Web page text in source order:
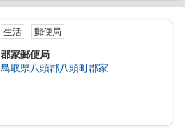
生活 郵便局
郡家郵便局
鳥取県八頭郡八頭町郡家